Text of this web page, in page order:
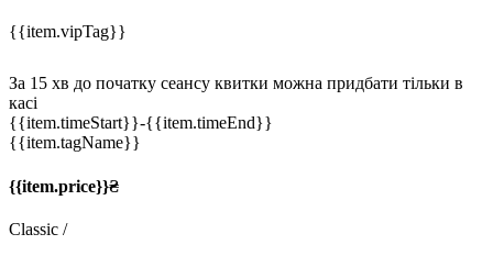
{{item.vipTag}}
За 15 хв до початку сеансу квитки можна придбати тільки в
касі
{{item.timeStart}}-{{item.timeEnd}}
{{item.tagName}}
{{item.price}}₴
Classic /